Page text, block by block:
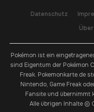
Datenschutz
Pokémon ist ein
sind Eigentum der Pokémon
Freak. Pokemonkarte.de
Nintendo, Game Freak
Fansite und übernimmt
Alle übrigen Inhalte ©